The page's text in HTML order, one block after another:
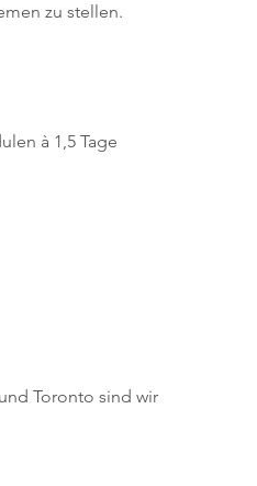
zu stellen.
à 1,5 Tage
Toronto sind wir